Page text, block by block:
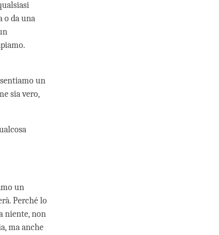
o da una
un
sia vero,
un
Perché lo
niente, non
ma anche